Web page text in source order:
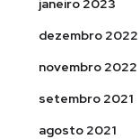
janeiro 2023
dezembro 2022
novembro 2022
setembro 2021
agosto 2021